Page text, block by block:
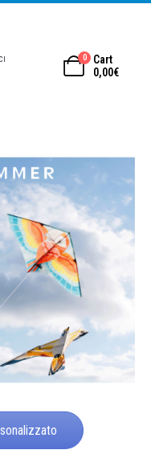
0
Cart
0,00€